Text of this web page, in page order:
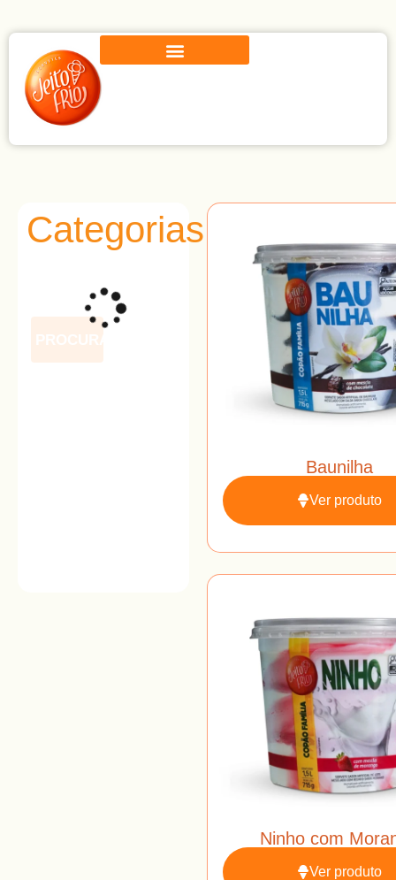
Categorias
PROCURAR
Baunilha
Ver produto
Ninho com
Ver produto